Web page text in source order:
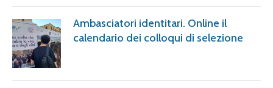
Ambasciatori identitari. Online il
calendario dei colloqui di selezione